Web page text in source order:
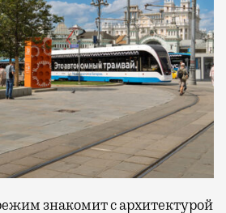
знакомит с архитектурой